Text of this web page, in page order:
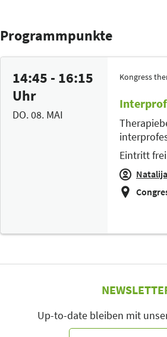
Programmpunkte
14:45 - 16:15
Uhr
DO. 08. MAI
Kongress
Eintritt
Up-to-date bleiben mit